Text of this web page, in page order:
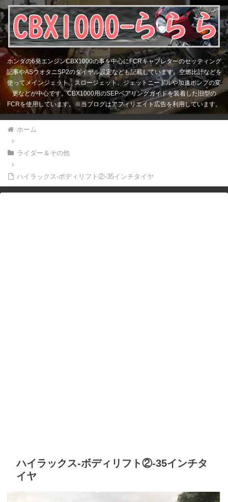
ホンダの6発エンジンCBX1000の事を中心にFCRキャブレターのセッティング
記事やASウオタニSP2のダイヤル設定なども記載しています。空燃比計などを
使ってメインジェット、スロージェット、ジェットニードルや加速ポンプの変
更などが中心です。CBX1000用のSEPベアリングガイドを装着した旧型の
FCRを使用しています。※当ブログはアフィリエイト広告を利用しています。
ホーム
ライダー＆その他
ハイラックス-ボディリフト②-35インチタイヤ
ハイラックス-ボディリフト②-35インチタ
イヤ